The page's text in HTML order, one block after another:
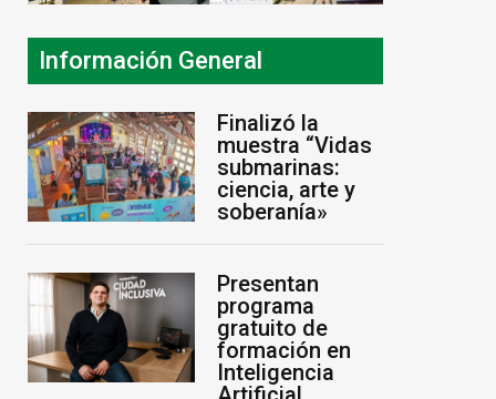
Información General
Finalizó la
muestra “Vidas
submarinas:
ciencia, arte y
soberanía»
Presentan
programa
gratuito de
formación en
Inteligencia